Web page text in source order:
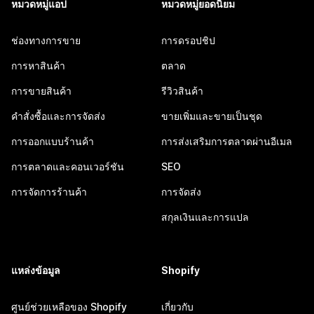
หมวดหมู่แอป
ช่องทางการขาย
การหาสินค้า
การขายสินค้า
คำสั่งซื้อและการจัดส่ง
การออกแบบร้านค้า
การตลาดและคอนเวอร์ชัน
การจัดการร้านค้า
หมวดหมู่ยอดนิยม
การดรอปชิป
ตลาด
รีวิวสินค้า
ขายเพิ่มและขายเป็นชุด
การส่งเสริมการตลาดผ่านอีเมล
SEO
การจัดส่ง
สกุลเงินและการแปล
แหล่งข้อมูล
ศูนย์ช่วยเหลือของ Shopify
Shopify
เกี่ยวกับ